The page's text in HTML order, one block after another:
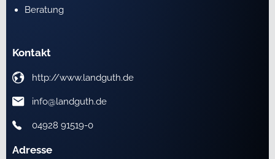
Beratung
Kontakt
http://www.landguth.de
info@landguth.de
04928 91519-0
Adresse